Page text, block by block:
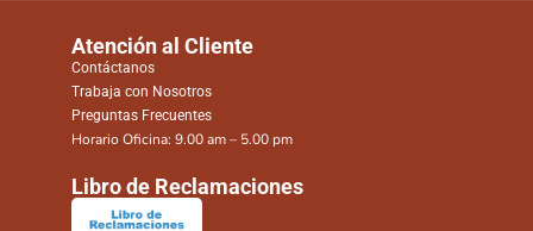
Atención al Cliente
Contáctanos
Trabaja con Nosotros
Preguntas Frecuentes
Horario Oficina: 9.00 am – 5.00 pm
Libro de Reclamaciones